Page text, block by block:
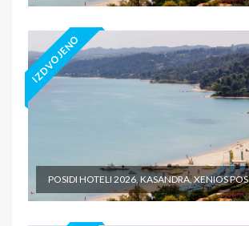
IZDVOJENO
POSIDI HOTELI 2026, KASANDRA, XENIOS